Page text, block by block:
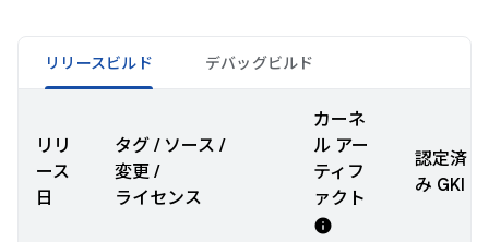
リリースビルド デバッグビルド
リリ
ース
日
タグ / ソース /
変更 /
ライセンス
カーネ
ル アー
ティフ
ァクト
info
認定済
み GKI